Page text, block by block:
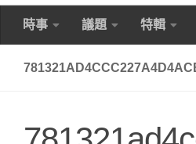
時事 議題 特輯